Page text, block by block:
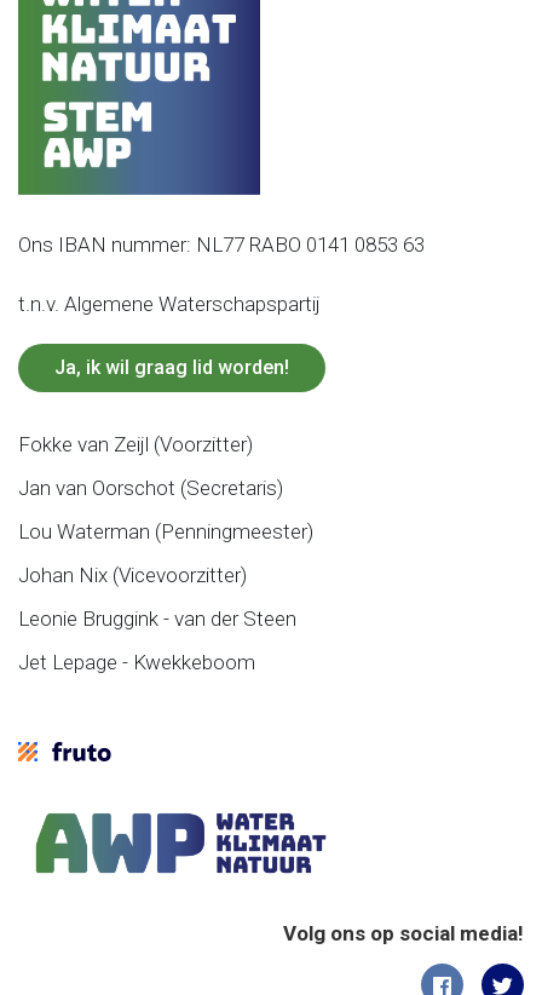
Ons IBAN nummer: NL77 RABO 0141 0853 63
t.n.v. Algemene Waterschapspartij
Ja, ik wil graag lid worden!
Fokke van Zeijl (Voorzitter)
Jan van Oorschot (Secretaris)
Lou Waterman (Penningmeester)
Johan Nix (Vicevoorzitter)
Leonie Bruggink - van der Steen
Jet Lepage - Kwekkeboom
Volg ons op social media!